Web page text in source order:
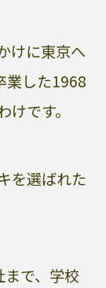
けに東京へ
業した1968
です。
を選ばれた
で、学校